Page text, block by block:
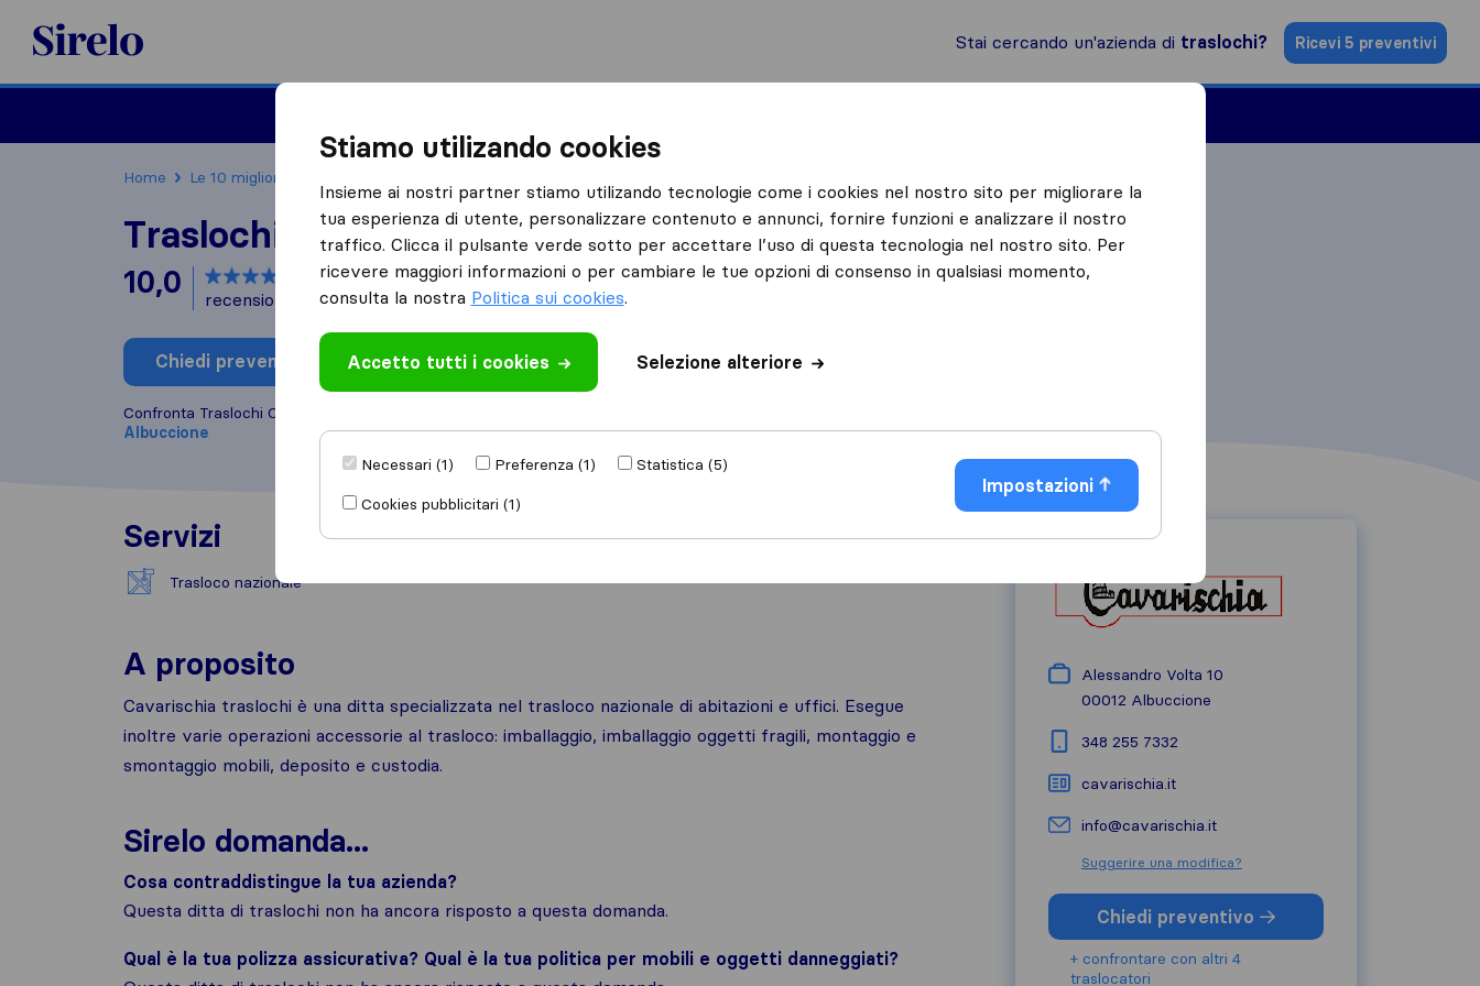
Sirelo.it
Stai cercando un'azienda di traslochi? Ricevi 5 preventivi
Home Le 10 migliori aziende di traslochi in Italia
Traslochi Cavarischia
10,0 basato su 1
recensioni di Sirelo e Google
i
Chiedi preventivo Scrivi una recensione
Confronta Traslochi Cavarischia con altre
Albuccione
Servizi
Trasloco nazionale
A proposito
Cavarischia traslochi è una ditta specializzata nel trasloco nazionale di abitazioni e uffici. Esegue
inoltre varie operazioni accessorie al trasloco: imballaggio, imballaggio oggetti fragili, montaggio e
smontaggio mobili, deposito e custodia.
Sirelo domanda...
Cosa contraddistingue la tua azienda?
Questa ditta di traslochi non ha ancora risposto a questa domanda.
Qual è la tua polizza assicurativa? Qual è la tua politica per mobili e oggetti danneggiati?
Alessandro Volta 10
00012 Albuccione
348 255 7332
cavarischia.it
info@cavarischia.it
Suggerire una modifica?
Chiedi preventivo
+ confrontare con altri 4
traslocatori
Stiamo utilizando cookies
Insieme ai nostri partner stiamo utilizando tecnologie come i cookies nel nostro sito per migliorare la
tua esperienza di utente, personalizzare contenuto e annunci, fornire funzioni e analizzare il nostro
traffico. Clicca il pulsante verde sotto per accettare l’uso di questa tecnologia nel nostro sito. Per
ricevere maggiori informazioni o per cambiare le tue opzioni di consenso in qualsiasi momento,
consulta la nostra Politica sui cookies.
Accetto tutti i cookies Selezione alteriore
Necessari (1) Preferenza (1)
Statistica (5)
Cookies pubblicitari (1)
Impostazioni